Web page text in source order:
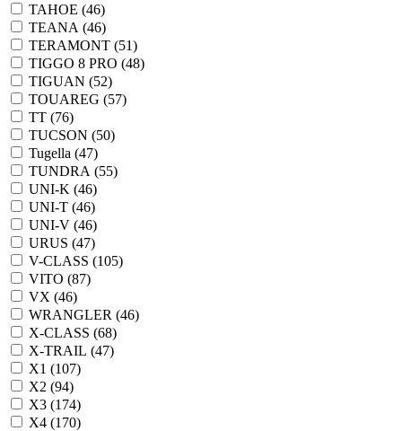
TAHOE (46)
TEANA (46)
TERAMONT (51)
TIGGO 8 PRO (48)
TIGUAN (52)
TOUAREG (57)
TT (76)
TUCSON (50)
Tugella (47)
TUNDRA (55)
UNI-K (46)
UNI-T (46)
UNI-V (46)
URUS (47)
V-CLASS (105)
VITO (87)
VX (46)
WRANGLER (46)
X-CLASS (68)
X-TRAIL (47)
X1 (107)
X2 (94)
X3 (174)
X4 (170)